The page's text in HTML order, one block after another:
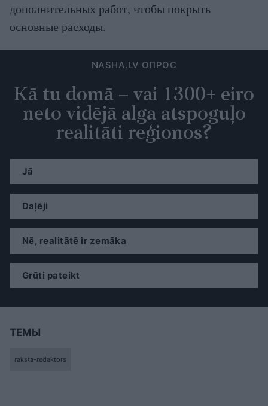
дополнительных работ, чтобы покрыть
основные расходы.
NASHA.LV ОПРОС
Kā tu domā – vai 1300+ eiro
neto vidējā alga atspoguļo
realitāti reģionos?
Jā
Daļēji
Nē, realitātē ir zemāka
Grūti pateikt
ТЕМЫ
raksta-redaktors